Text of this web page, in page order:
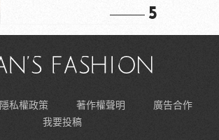
5
隱私權政策 著作權聲明
廣告合作
我要投稿